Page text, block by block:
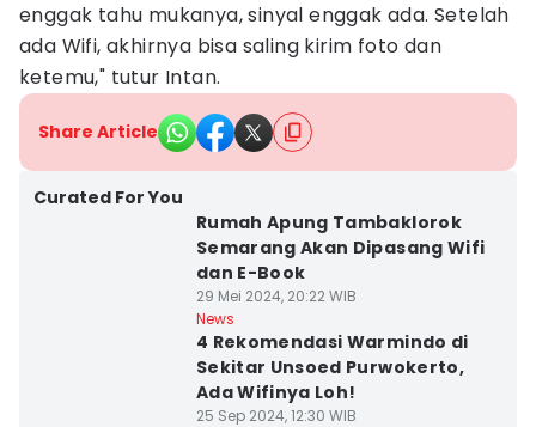
enggak tahu mukanya, sinyal enggak ada. Setelah
ada Wifi, akhirnya bisa saling kirim foto dan
ketemu," tutur Intan.
Share Article
Curated For You
Rumah Apung Tambaklorok
Semarang Akan Dipasang Wifi
dan E-Book
29 Mei 2024, 20:22 WIB
News
4 Rekomendasi Warmindo di
Sekitar Unsoed Purwokerto,
Ada Wifinya Loh!
25 Sep 2024, 12:30 WIB